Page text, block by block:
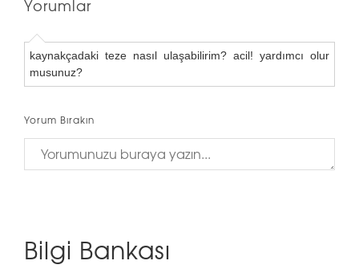
Yorumlar
kaynakçadaki teze nasıl ulaşabilirim? acil! yardımcı olur
musunuz?
Yorum Bırakın
Bilgi Bankası